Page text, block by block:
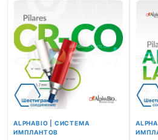
ALPHABIO | СИСТЕМА
ИМПЛАНТОВ